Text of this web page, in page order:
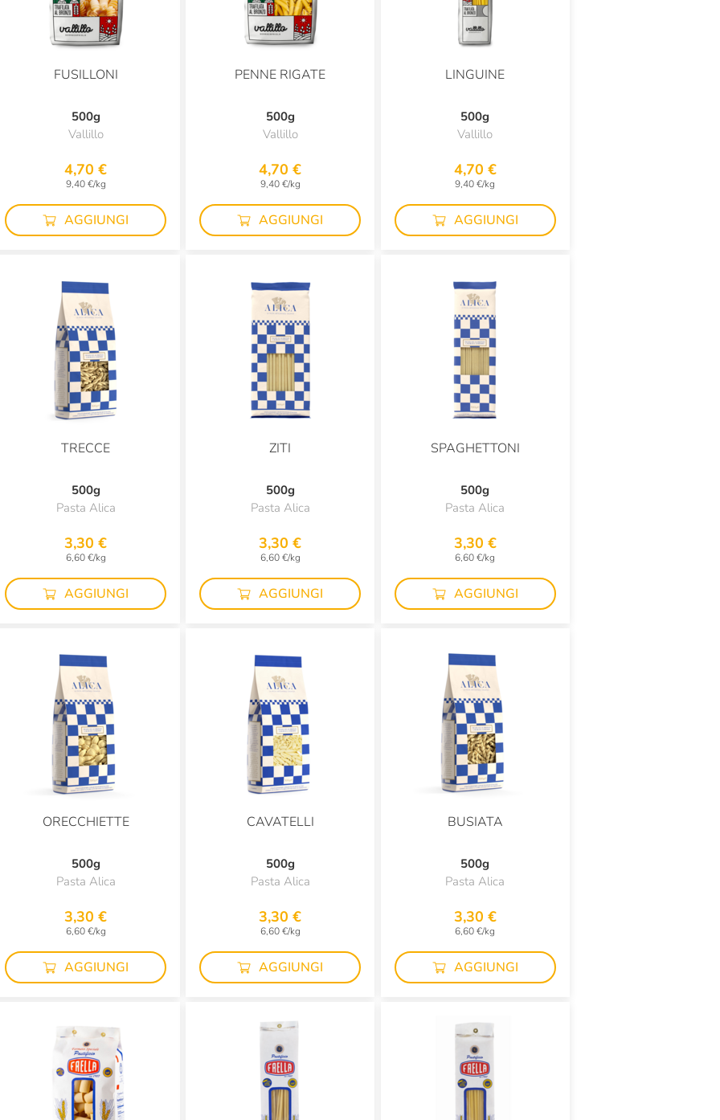
FUSILLONI
500g
Vallillo
4,70 €
9,40 €/kg
AGGIUNGI
PENNE RIGATE
500g
Vallillo
4,70 €
9,40 €/kg
AGGIUNGI
LINGUINE
500g
Vallillo
4,70 €
9,40 €/kg
AGGIUNGI
TRECCE
500g
Pasta Alica
3,30 €
6,60 €/kg
AGGIUNGI
ZITI
500g
Pasta Alica
3,30 €
6,60 €/kg
AGGIUNGI
SPAGHETTONI
500g
Pasta Alica
3,30 €
6,60 €/kg
AGGIUNGI
ORECCHIETTE
500g
Pasta Alica
3,30 €
6,60 €/kg
AGGIUNGI
CAVATELLI
500g
Pasta Alica
3,30 €
6,60 €/kg
AGGIUNGI
BUSIATA
500g
Pasta Alica
3,30 €
6,60 €/kg
AGGIUNGI